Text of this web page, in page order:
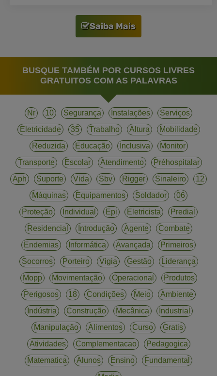
Saiba Mais
BUSQUE TAMBÉM POR CURSOS LIVRES
GRATUITOS COM AS PALAVRAS
Nr 10 Segurança Instalações
Serviços
Eletricidade
35 Trabalho Altura
Mobilidade
Reduzida
Educação Inclusiva
Monitor
Transporte
Escolar Atendimento
Préhospitalar
Aph
Suporte Vida Sbv Rigger Sinaleiro
12
Máquinas
Equipamentos Soldador
06
Proteção
Individual Epi Eletricista
Predial
Residencial
Introdução Agente
Combate
Endemias
Informática Avançada
Primeiros
Socorros
Porteiro Vigia Gestão
Liderança
Mopp
Movimentação Operacional
Produtos
Perigosos
18 Condições Meio
Ambiente
Indústria
Construção Mecânica
Industrial
Manipulação
Alimentos Curso
Gratis
Atividades
Complementacao
Pedagogica
Matematica
Alunos Ensino
Fundamental